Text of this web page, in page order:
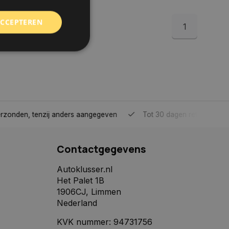
1
anders aangegeven Tot 30 dagen retour sturen.
Contactgegevens
Autoklusser.nl
Het Palet 1B
1906CJ, Limmen
Nederland
KVK nummer: 94731756
en
ervoor
selecties
pagina. Het slaat
te